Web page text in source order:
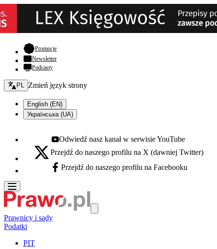
Promocje- otwiera się w nowej karcie
Newsletter
Podcasty
Zmień język - bieżący:
PL Zmień język strony
English (EN)
Українська (UA)
Youtube - otwiera się w nowej karcie
Odwiedź nasz kanał w serwisie YouTube
X - otwiera się w nowej karcie
Przejdź do naszego profilu na X (dawniej Twitter)
Facebook - otwiera się w nowej karcie
Przejdź do naszego profilu na Facebooku
Prawnicy i sądy
Podatki
PIT